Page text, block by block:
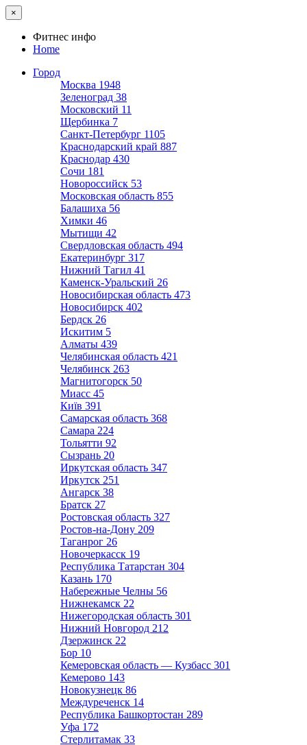
×
Фитнес инфо
Home
Город
Москва 1948
Зеленоград 38
Московский 11
Щербинка 7
Санкт-Петербург 1105
Краснодарский край 887
Краснодар 430
Сочи 181
Новороссийск 53
Московская область 855
Балашиха 56
Химки 46
Мытищи 42
Свердловская область 494
Екатеринбург 317
Нижний Тагил 41
Каменск-Уральский 26
Новосибирская область 473
Новосибирск 402
Бердск 26
Искитим 5
Алматы 439
Челябинская область 421
Челябинск 263
Магнитогорск 50
Миасс 45
Київ 391
Самарская область 368
Самара 224
Тольятти 92
Сызрань 20
Иркутская область 347
Иркутск 251
Ангарск 38
Братск 27
Ростовская область 327
Ростов-на-Дону 209
Таганрог 26
Новочеркасск 19
Республика Татарстан 304
Казань 170
Набережные Челны 56
Нижнекамск 22
Нижегородская область 301
Нижний Новгород 212
Дзержинск 22
Бор 10
Кемеровская область — Кузбасс 301
Кемерово 143
Новокузнецк 86
Междуреченск 14
Республика Башкортостан 289
Уфа 172
Стерлитамак 33